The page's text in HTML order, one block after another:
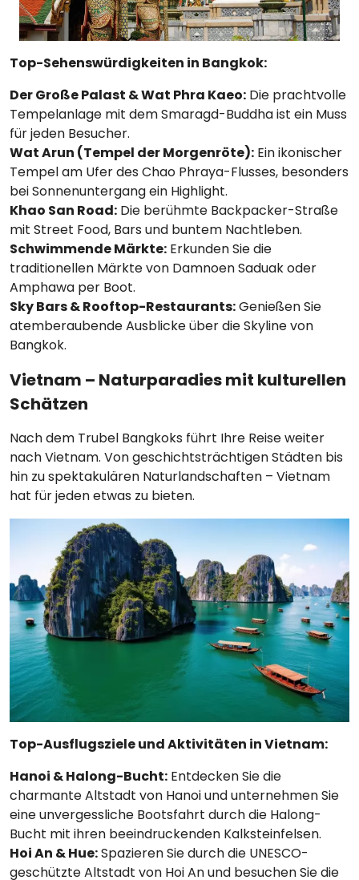
Top-Sehenswürdigkeiten in Bangkok:
Der Große Palast & Wat Phra Kaeo: Die prachtvolle
Tempelanlage mit dem Smaragd-Buddha ist ein Muss
für jeden Besucher.
Wat Arun (Tempel der Morgenröte): Ein ikonischer
Tempel am Ufer des Chao Phraya-Flusses, besonders
bei Sonnenuntergang ein Highlight.
Khao San Road: Die berühmte Backpacker-Straße
mit Street Food, Bars und buntem Nachtleben.
Schwimmende Märkte: Erkunden Sie die
traditionellen Märkte von Damnoen Saduak oder
Amphawa per Boot.
Sky Bars & Rooftop-Restaurants:Genießen Sie
atemberaubende Ausblicke über die Skyline von
Bangkok.
Vietnam – Naturparadies mit kulturellen
Schätzen
Nach dem Trubel Bangkoks führt Ihre Reise weiter
nach Vietnam. Von geschichtsträchtigen Städten bis
hin zu spektakulären Naturlandschaften – Vietnam
hat für jeden etwas zu bieten.
Top-Ausflugsziele und Aktivitäten in Vietnam:
Hanoi & Halong-Bucht: Entdecken Sie die
charmante Altstadt von Hanoi und unternehmen Sie
eine unvergessliche Bootsfahrt durch die Halong-
Bucht mit ihren beeindruckenden Kalksteinfelsen.
Hoi An & Hue:Spazieren Sie durch die UNESCO-
geschützte Altstadt von Hoi An und besuchen Sie die